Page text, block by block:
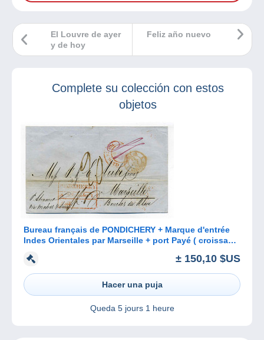
Feliz año nuevo
El Louvre de ayer
y de hoy
Complete su colección con estos
objetos
Bureau français de PONDICHERY + Marque d'entrée
Indes Orientales par Marseille + port Payé ( croissant
± 150,10 $US
Hacer una puja
Queda 5 jours 1 heure